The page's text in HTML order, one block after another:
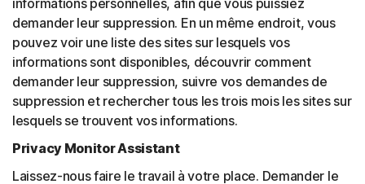
demander leur suppression. En un même endroit, vous
pouvez voir une liste des sites sur lesquels vos
informations sont disponibles, découvrir comment
demander leur suppression, suivre vos demandes de
suppression et rechercher tous les trois mois les sites sur
lesquels se trouvent vos informations.
Privacy Monitor Assistant
Laissez-nous faire le travail à votre place. Demander le